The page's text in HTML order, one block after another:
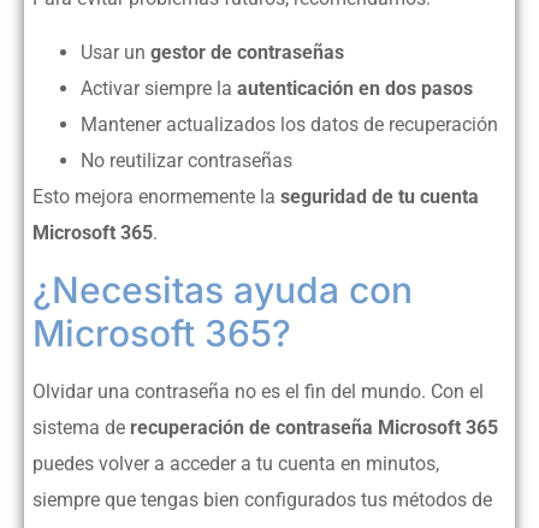
Usar un gestor de contraseñas
Activar siempre la autenticación en dos pasos
Mantener actualizados los datos de recuperación
No reutilizar contraseñas
Esto mejora enormemente la seguridad de tu cuenta
Microsoft 365.
¿Necesitas ayuda con
Microsoft 365?
Olvidar una contraseña no es el fin del mundo. Con el
sistema de recuperación de contraseña Microsoft 365
puedes volver a acceder a tu cuenta en minutos,
siempre que tengas bien configurados tus métodos de